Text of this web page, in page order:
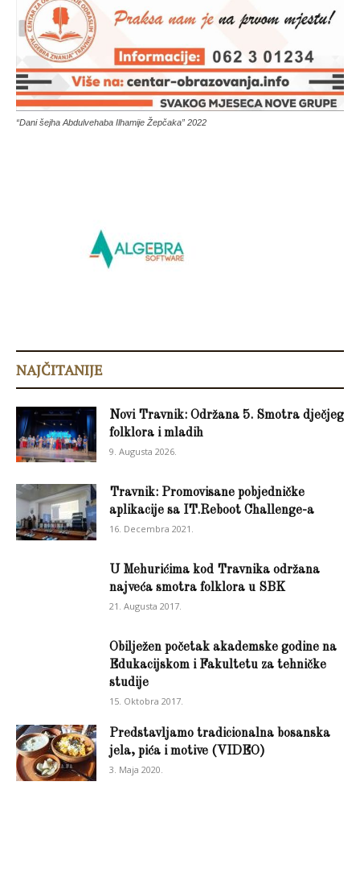
“Dani šejha Abdulvehaba Ilhamije Žepčaka” 2022
NAJČITANIJE
Novi Travnik: Održana 5. Smotra dječjeg
folklora i mladih
9. Augusta 2026.
Travnik: Promovisane pobjedničke
aplikacije sa IT.Reboot Challenge-a
16. Decembra 2021.
U Mehurićima kod Travnika održana
najveća smotra folklora u SBK
21. Augusta 2017.
Obilježen početak akademske godine na
Edukacijskom i Fakultetu za tehničke
studije
15. Oktobra 2017.
Predstavljamo tradicionalna bosanska
jela, pića i motive (VIDEO)
3. Maja 2020.